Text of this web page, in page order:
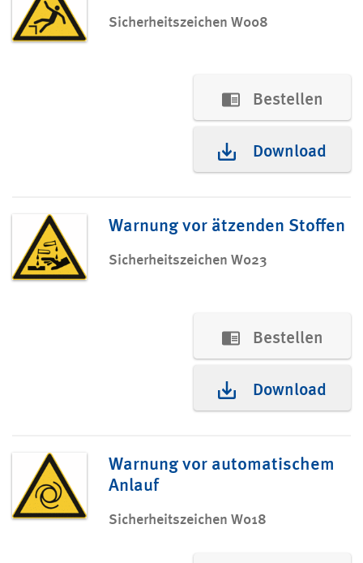
Sicherheitszeichen W008
Bestellen
Download
Warnung vor ätzenden Stoffen
Sicherheitszeichen W023
Bestellen
Download
Warnung vor automatischem
Anlauf
Sicherheitszeichen W018